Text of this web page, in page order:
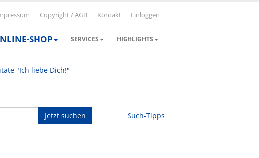
Copyright / AGB Kontakt Einloggen
SHOP SERVICES HIGHLIGHTS
"Ich liebe Dich!"
Jetzt suchen Such-Tipps